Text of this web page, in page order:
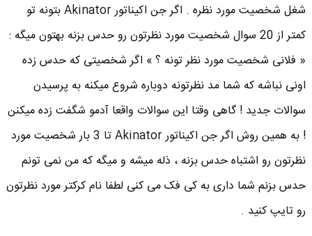
شغل شخصیت مورد نظره . اگر جن اکیناتور Akinator بتونه تو
کمتر از 20 سوال شخصیت مورد نظرتون رو حدس بزنه بهتون میگه :
« فلانی شخصیت مورد نظر تونه ؟ » اگر شخصیتی که حدس زده
اونی نباشه که شما مد نظرتونه دوباره شروع میکنه به پرسیدن
سوالات جدید ! گاهی وقتا این سوالات واقعا آدمو شگفت زده میکنن
! به همین روش اگر جن اکیناتور Akinator تا 3 بار شخصیت مورد
نظرتون رو اشتباه حدس بزنه ، ذله میشه و میگه که من نمی تونم
حدس بزنم شما داری به کی فک می کنی لطفا نام کرکتر مورد نظرتون
رو تایپ کنید .